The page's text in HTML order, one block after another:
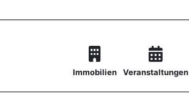
Immobilien Veranstaltungen